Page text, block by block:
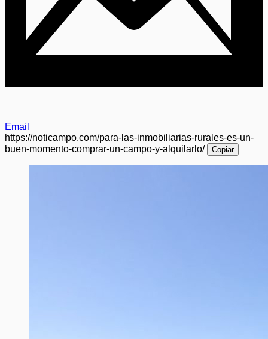
Email
https://noticampo.com/para-las-inmobiliarias-rurales-es-un-
buen-momento-comprar-un-campo-y-alquilarlo/
Copiar